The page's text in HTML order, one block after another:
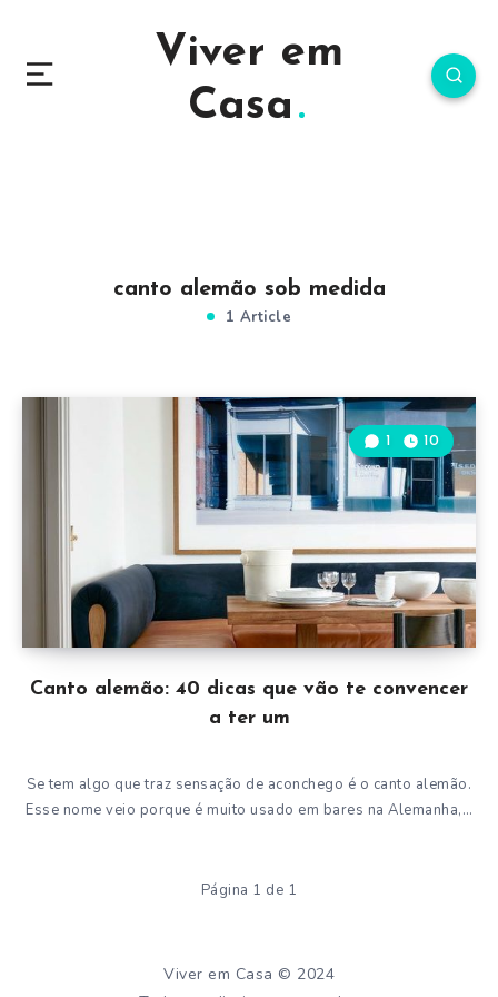
Viver em
Casa
canto alemão sob medida
1 Article
Canto alemão: 40 dicas que vão te convencer
a ter um
1 10
Se tem algo que traz sensação de aconchego é o canto alemão.
Esse nome veio porque é muito usado em bares na Alemanha,…
Página 1 de 1
Viver em Casa © 2024